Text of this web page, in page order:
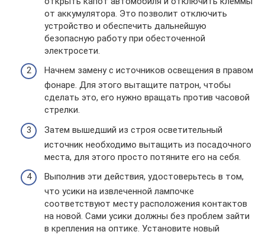
от аккумулятора. Это позволит отключить
устройство и обеспечить дальнейшую
безопасную работу при обесточенной
электросети.
Начнем замену с источников освещения в правом
фонаре. Для этого вытащите патрон, чтобы
сделать это, его нужно вращать против часовой
стрелки.
Затем вышедший из строя осветительный
источник необходимо вытащить из посадочного
места, для этого просто потяните его на себя.
Выполнив эти действия, удостоверьтесь в том,
что усики на извлеченной лампочке
соответствуют месту расположения контактов
на новой. Сами усики должны без проблем зайти
в крепления на оптике. Установите новый